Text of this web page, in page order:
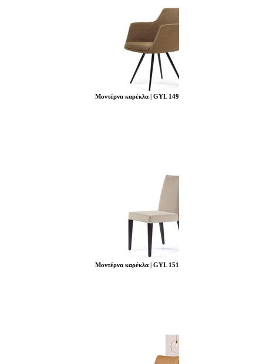
Μοντέρνα καρέκλα | GYL 149
Μοντέρνα καρέκλα | GYL 151